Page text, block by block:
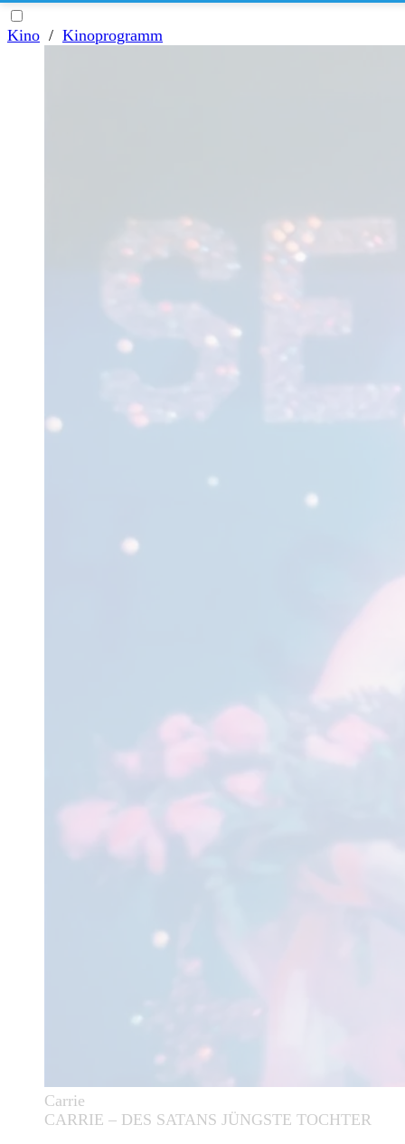
Kino / Kinoprogramm
Carrie
CARRIE – DES SATANS JÜNGSTE TOCHTER